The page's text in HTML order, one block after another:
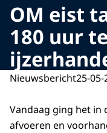
OM eist
180 uur
Nieuwsbericht25-
Vandaag ging het in
afvoeren en